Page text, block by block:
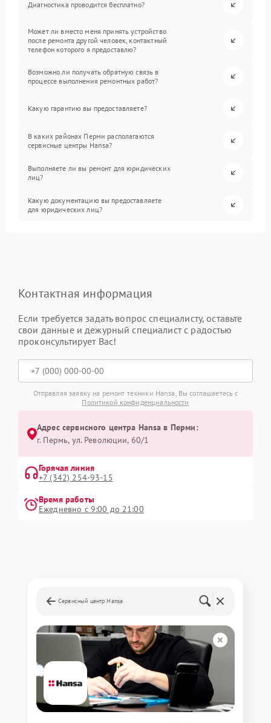
Диагностика проводится бесплатно?
Может ли вместо меня принять устройство
после ремонта другой человек, контактный
телефон которого я предоставлю?
Возможно ли получать обратную связь в
процессе выполнения ремонтных работ?
Какую гарантию вы предоставляете?
В каких районах Перми располагаются
сервисные центры Hansa?
Выполняете ли вы ремонт для юридических
лиц?
Какую документацию вы предоставляете
для юридических лиц?
Контактная информация
Если требуется задать вопрос специалисту, оставьте
свои данные и дежурный специалист с радостью
проконсультирует Вас!
Отправляя заявку на ремонт техники Hansa, Вы соглашаетесь с
Политикой конфиденциальности
Адрес сервисного центра Hansa в Перми:
г. Пермь, ул. ​Революции, 60/1
Горячая линия
+7 (342) 254-93-15
Время работы
Ежедневно с 9:00 до 21:00
Сервисный центр Hansa